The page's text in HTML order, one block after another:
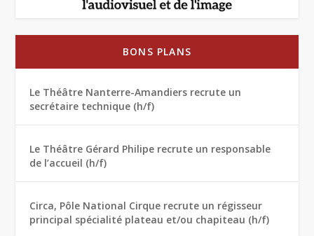
BONS PLANS
Le Théâtre Nanterre-Amandiers recrute un
secrétaire technique (h/f)
Le Théâtre Gérard Philipe recrute un responsable
de l’accueil (h/f)
Circa, Pôle National Cirque recrute un régisseur
principal spécialité plateau et/ou chapiteau (h/f)